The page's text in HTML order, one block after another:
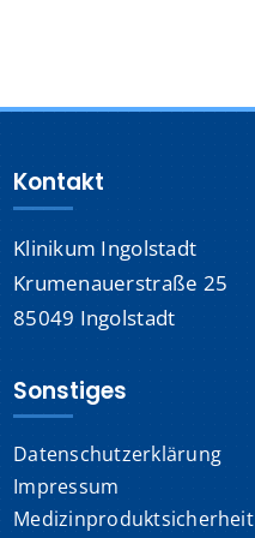
Kontakt
Karriere
Suche
nach:
Kontakt
Klinikum Ingolstadt
Krumenauerstraße 25
85049 Ingolstadt
Sonstiges
Datenschutzerklärung
Impressum
Medizinproduktsicherheit